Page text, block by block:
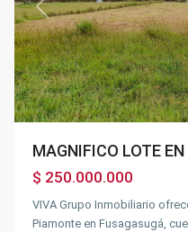
Previous
MAGNIFICO LOTE
$ 250.000.000
VIVA Grupo Inmobiliario
Piamonte en Fusagasugá,